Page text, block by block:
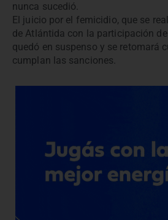
nunca sucedió.
El juicio por el femicidio, que se
de Atlántida con la participación
quedó en suspenso y se retomará
cumplan las sanciones.